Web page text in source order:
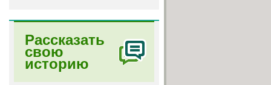
Рассказать
свою
историю